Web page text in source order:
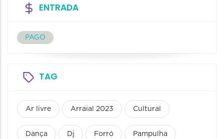
ENTRADA
PAGO
TAG
Ar livre Arraial 2023 Cultural
Dança Dj Forró Pampulha